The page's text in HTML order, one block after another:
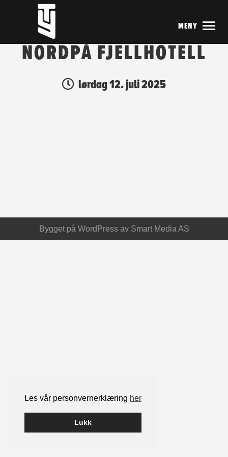
Les vår personvernerklæring her
Lukk
MENY
NORDPÅ FJELLHOTELL
lørdag 12. juli 2025
Bygget på WordPressav Smart Media AS